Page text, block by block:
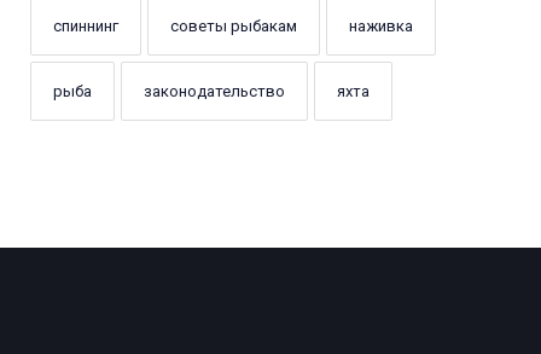
спиннинг советы рыбакам наживка
рыба законодательство яхта